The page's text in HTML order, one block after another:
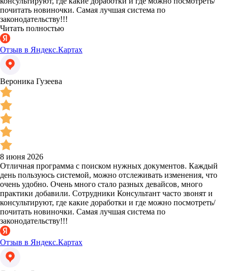
почитать новиночки. Самая лучшая система по
законодательству!!!
Читать полностью
Отзыв в Яндекс.Картах
Вероника Гузеева
8 июня 2026
Отличная программа с поиском нужных документов. Каждый
день пользуюсь системой, можно отслеживать изменения, что
очень удобно. Очень много стало разных девайсов, много
практики добавили. Сотрудники Консультант часто звонят и
консультируют, где какие доработки и где можно посмотреть/
почитать новиночки. Самая лучшая система по
законодательству!!!
Отзыв в Яндекс.Картах